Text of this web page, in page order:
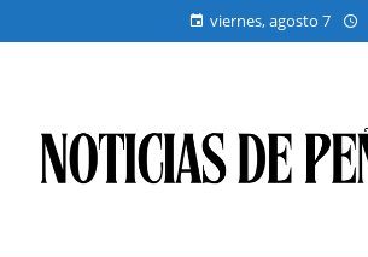
viernes, agosto 7